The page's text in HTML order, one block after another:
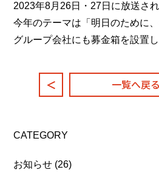
CATEGORY
お知らせ (26)
2023年8月26日・27日に放送さ
今年のテーマは「明日のために
グループ会社にも募金箱を設置し
＜ 一覧へ戻る